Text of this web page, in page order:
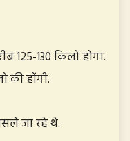
125-130 किलो होगा.
की होंगी.
जा रहे थे.